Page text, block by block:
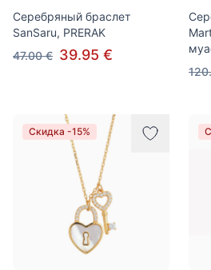
Серебряный браслет
SanSaru, PRERAK
47.00 € 39.95 €
Скидка -15%